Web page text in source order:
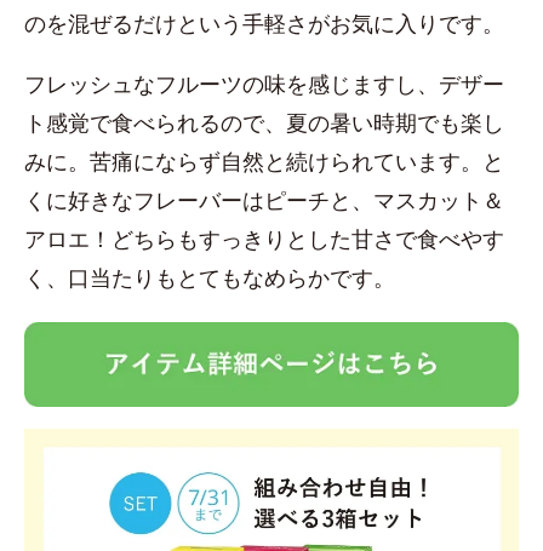
のを混ぜるだけという手軽さがお気に入りです。
フレッシュなフルーツの味を感じますし、デザー
ト感覚で食べられるので、夏の暑い時期でも楽し
みに。苦痛にならず自然と続けられています。と
くに好きなフレーバーはピーチと、マスカット＆
アロエ！どちらもすっきりとした甘さで食べやす
く、口当たりもとてもなめらかです。